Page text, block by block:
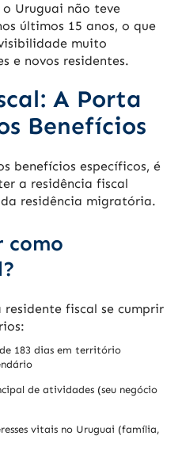
Uruguai não teve
últimos 15 anos, o que
muito
e novos residentes.
A Porta
Benefícios
benefícios específicos, é
a residência fiscal
residência migratória.
como
fiscal se cumprir
183 dias em território
de atividades (seu negócio
vitais no Uruguai (família,